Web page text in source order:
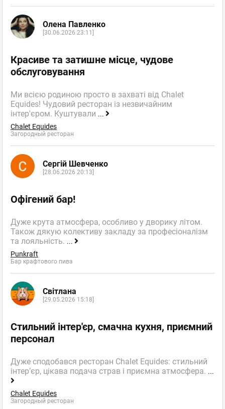
Олена Павленко
[30.06.2026 23:11]
Красиве та затишне місце, чудове
обслуговування
Ми всією родиною просто в захваті від Chalet
Equides! Чудовий ресторан із незвичайним
інтер'єром. Куштували ...
Chalet Equides
Загородный ресторан
Сергій Шевченко
[28.06.2026 20:13]
Офігений бар!
Дуже крута атмосфера, особливо у дворику літом.
Також дякую колективу закладу за професіоналізм
та лояльність. ...
Punkraft
Бар крафтового пива
Світлана
[29.05.2026 15:18]
Стильний інтер'єр, смачна кухня, приємний
персонал
Дуже сподобався ресторан Chalet Equides: стильний
інтер’єр, цікава подача страв і приємна атмосфера. ...
Chalet Equides
Загородный ресторан